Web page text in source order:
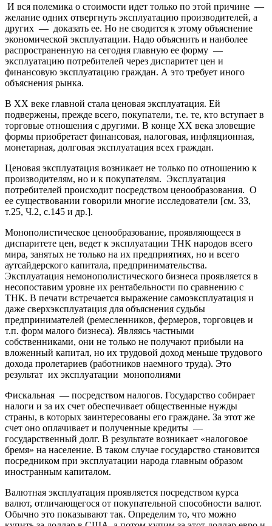
И вся полемика о стоимости идет только по этой причине —
желание одних отвергнуть эксплуатацию производителей, а
других — доказать ее. Но не сводится к этому объяснение
экономической эксплуатации. Надо объяснить и наиболее
распространенную на сегодня главную ее форму —
эксплуатацию потребителей через диспаритет цен и
финансовую эксплуатацию граждан. А это требует иного
объяснения рынка.
В ХХ веке главной стала ценовая эксплуатация. Ей
подвержены, прежде всего, покупатели, т.е. те, кто вступает в
торговые отношения с другими. В конце ХХ века зловещие
формы приобретает финансовая, налоговая, инфляционная,
монетарная, долговая эксплуатация всех граждан.
Ценовая эксплуатация возникает не только по отношению к
производителям, но и к покупателям. Эксплуатация
потребителей происходит посредством ценообразования. О
ее существовании говорили многие исследователи [см. 33,
т.25, Ч.2, с.145 и др.].
Монополистическое ценообразование, проявляющееся в
диспаритете цен, ведет к эксплуатации ТНК народов всего
мира, занятых не только на их предприятиях, но и всего
аутсайдерского капитала, предпринимательства.
Эксплуатация немонополистического бизнеса проявляется в
несопоставим уровне их рентабельности по сравнению с
ТНК. В печати встречается выражение самоэксплуатация и
даже сверхэксплуатация для объяснения судьбы
предпринимателей (ремесленников, фермеров, торговцев и
т.п. форм малого бизнеса). Являясь частными
собственниками, они не только не получают прибыли на
вложенный капитал, но их трудовой доход меньше трудового
дохода пролетариев (работников наемного труда). Это
результат их эксплуатации монополиями
Фискальная — посредством налогов. Государство собирает
налоги и за их счет обеспечивает общественные нужды
страны, в которых заинтересованы его граждане. За этот же
счет оно оплачивает и полученные кредиты —
государственный долг. В результате возникает «налоговое
бремя» на население. В таком случае государство становится
посредником при эксплуатации народа главным образом
иностранным капиталом.
Валютная эксплуатация проявляется посредством курса
валют, отличающегося от покупательной способности валют.
Обычно это показывают так. Определим то, что можно